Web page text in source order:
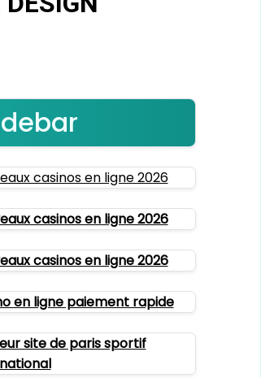
casinos en ligne 2026
casinos en ligne 2026
casinos en ligne 2026
en ligne paiement rapide
site de paris sportif